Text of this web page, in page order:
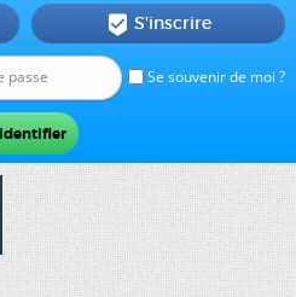
Se souvenir de moi ?
 S'inscrire